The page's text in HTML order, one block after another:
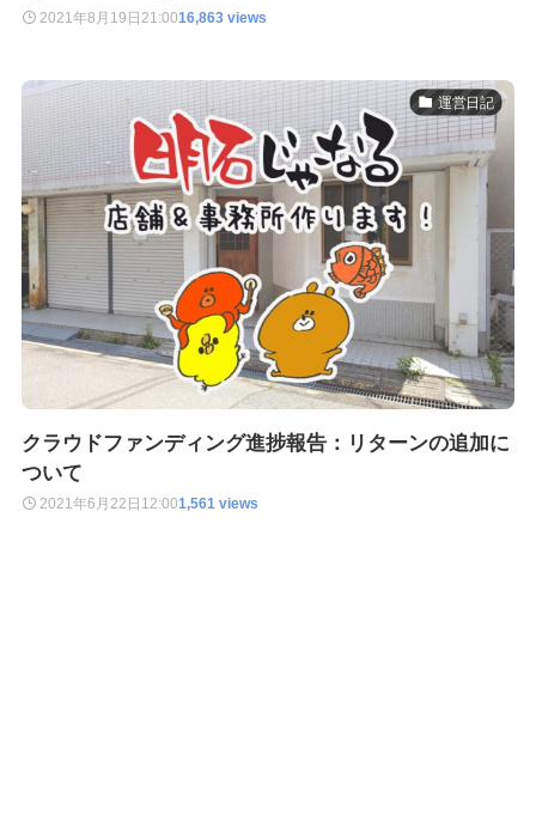
2021年8月19日 21:0016,863 views
運営日記
クラウドファンディング進捗報告：リターンの追加に
ついて
2021年6月22日 12:001,561 views